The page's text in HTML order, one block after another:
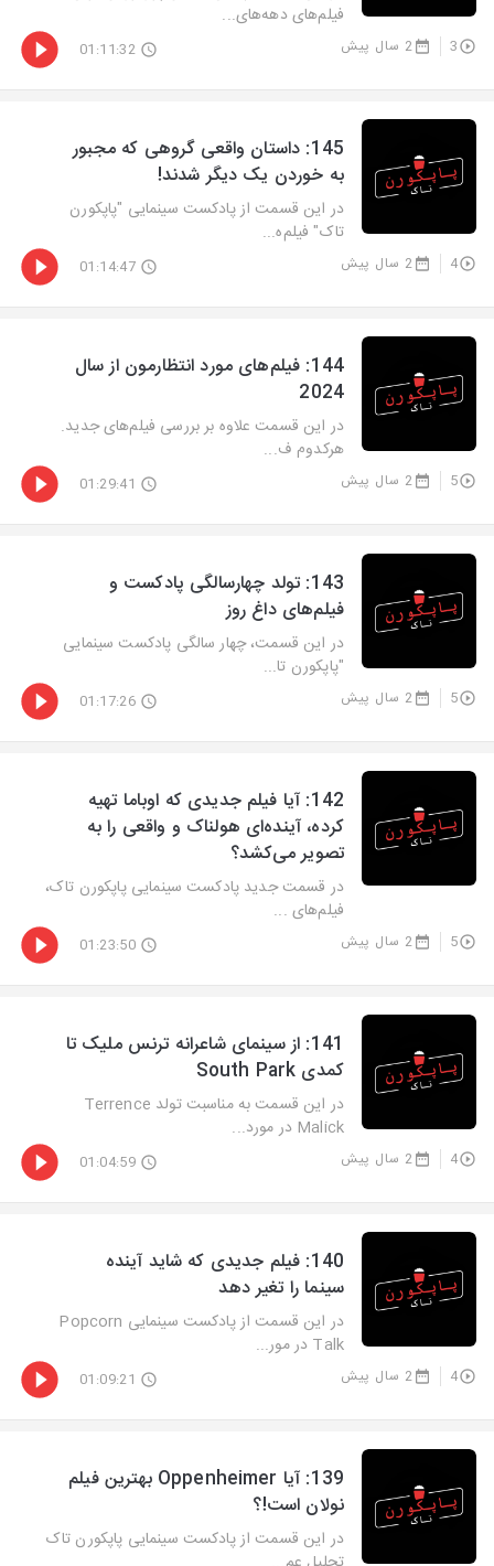
فیلم‌های دهه‌های...
3 2 سال پیش 01:11:32
‫145: داستان واقعی گروهی که مجبور
به خوردن یک دیگر شدند!
در این قسمت از پادکست سینمایی "پاپکورن
تاک" فیلم‌ه...
4 2 سال پیش 01:14:47
‫144: فیلم‌های مورد انتظارمون از سال
2024
در این قسمت علاوه بر بررسی فیلم‌های جدید.
هرکدوم ف...
5 2 سال پیش 01:29:41
‫143: تولد چهارسالگی پادکست و
فیلم‌های داغ روز
در این قسمت، چهار سالگی پادکست سینمایی
"پاپکورن تا...
5 2 سال پیش 01:17:26
‫142: آیا فیلم جدیدی که اوباما تهیه
کرده، آینده‌ای هولناک و واقعی را به
تصویر می‌کشد؟
در قسمت جدید پادکست سینمایی پاپکورن تاک،
فیلم‌های ...
5 2 سال پیش 01:23:50
‫141: از سینمای شاعرانه ترنس ملیک تا
کمدی South Park
در این قسمت به مناسبت تولد Terrence
Malick در مورد...
4 2 سال پیش 01:04:59
‫140: فیلم جدیدی که شاید آینده
سینما را تغیر دهد
‫در این قسمت از پادکست سینمایی Popcorn
Talk در مور...
4 2 سال پیش 01:09:21
‫139: آیا Oppenheimer بهترین فیلم
نولان است!؟
در این قسمت از پادکست سینمایی پاپکورن تاک